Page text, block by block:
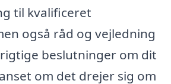
til kvalificeret
også råd og vejledning
beslutninger om dit
om det drejer sig om